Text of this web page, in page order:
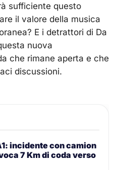
sufficiente questo
il valore della musica
E i detrattori di Da
nuova
che rimane aperta e che
discussioni.
incidente con camion
7 Km di coda verso